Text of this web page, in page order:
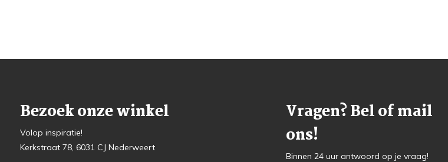
Bezoek onze winkel
Volop inspiratie!
Kerkstraat 78, 6031 CJ Nederweert
Vragen? Bel of mail
ons!
Binnen 24 uur antwoord op je vraag!